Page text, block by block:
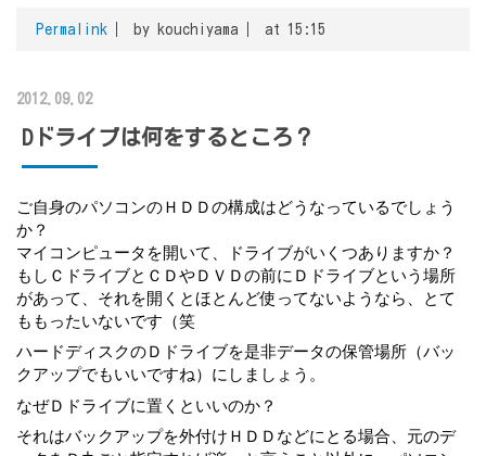
Permalink by kouchiyama at 15:15
2012.09.02
Dドライブは何をするところ？
ご自身のパソコンのＨＤＤの構成はどうなっているでしょう
か？
マイコンピュータを開いて、ドライブがいくつありますか？
もしＣドライブとＣＤやＤＶＤの前にＤドライブという場所
があって、それを開くとほとんど使ってないようなら、とて
ももったいないです（笑
ハードディスクのＤドライブを是非データの保管場所（バッ
クアップでもいいですね）にしましょう。
なぜＤドライブに置くといいのか？
それはバックアップを外付けＨＤＤなどにとる場合、元のデ